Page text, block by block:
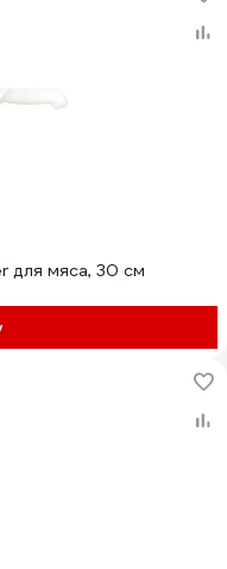
для мяса, 30 см